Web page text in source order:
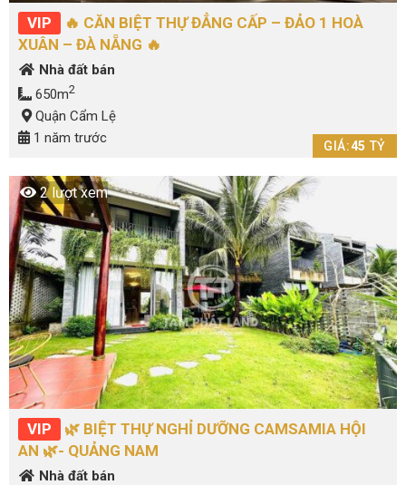
VIP
🔥 CĂN BIỆT THỰ ĐẲNG CẤP – ĐẢO 1 HOÀ
XUÂN – ĐÀ NẴNG 🔥
Nhà đất bán
650m2
Quận Cẩm Lệ
1 năm trước
GIÁ:45 TỶ
2 lượt xem
VIP
🌿 BIỆT THỰ NGHỈ DƯỠNG CAMSAMIA HỘI
AN 🌿- QUẢNG NAM
Nhà đất bán